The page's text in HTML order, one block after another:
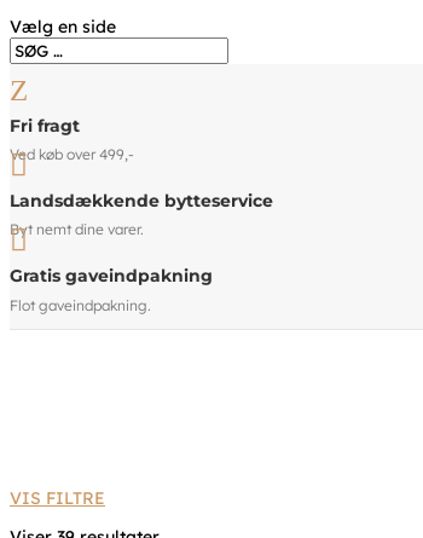
Vælg en side
Z
Fri fragt
Ved køb over 499,-

Landsdækkende bytteservice
Byt nemt dine varer.

Gratis gaveindpakning
Flot gaveindpakning.
VIS FILTRE